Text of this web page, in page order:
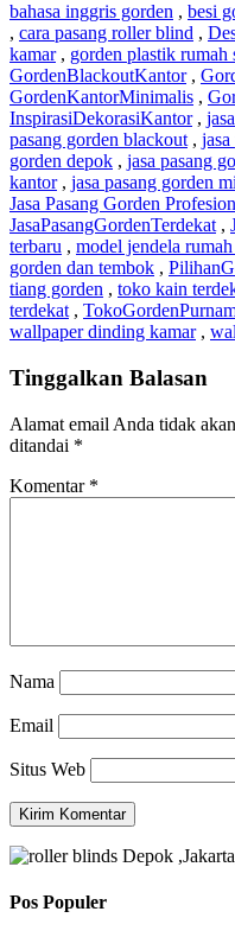
bahasa inggris gorden , besi
, cara pasang roller blind ,
kamar, gorden plastik rumah
GordenBlackoutKantor,
GordenKantorMinimalis ,
InspirasiDekorasiKantor,
pasang gorden blackout ,
gorden depok , jasa pasang
kantor, jasa pasang gorden
Jasa Pasang Gorden
JasaPasangGordenTerdekat ,
terbaru , model jendela
gorden dan tembok ,
tiang gorden , toko kain
terdekat ,
wallpaper dinding kamar,
Tinggalkan Balasan
Alamat email Anda tidak
ditandai *
Komentar *
Nama
Email
Situs Web
Pos Populer